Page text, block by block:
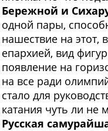
Бережной и
одной пары,
нашествие на этот,
епархией, вид
появление на
на все ради
стало для
катания чуть ли не
Русская